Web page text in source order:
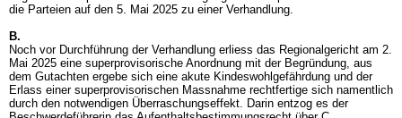
die Parteien auf den 5. Mai 2025 zu einer Verhandlung.
B.
Noch vor Durchführung der Verhandlung erliess das Regionalgericht am 2.
Mai 2025 eine superprovisorische Anordnung mit der Begründung, aus
dem Gutachten ergebe sich eine akute Kindeswohlgefährdung und der
Erlass einer superprovisorischen Massnahme rechtfertige sich namentlich
durch den notwendigen Überraschungseffekt. Darin entzog es der